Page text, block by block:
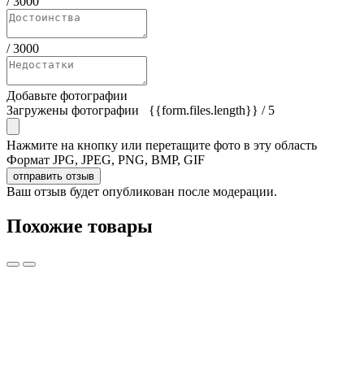
/3000
Добавьте фотографии
Загружены фотографии
{{form.files.length}} / 5
Нажмите на кнопку или перетащите фото в эту область
Формат JPG, JPEG, PNG, BMP, GIF
отправить отзыв
Ваш отзыв будет опубликован после модерации.
Похожие товары